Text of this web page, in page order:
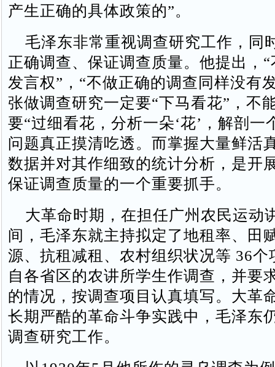
产生正确的具体政策的”。
毛泽东非常重视调查研究工作，同
正确调查、保证调查质量。他提出，
发言权”，“不做正确的调查同样没有
张做调查研究一定要“下马看花”，不
要“过细看花，分析一朵‘花’，解剖一
问题真正摸清吃透。而掌握大量鲜活
数据并对其作细致的统计分析，是开
保证调查质量的一个重要抓手。
大革命时期，在担任广州农民运动
间，毛泽东就主持拟定了地租率、田
源、抗租减租、农村组织状况等 36个
自各省区的农讲所学生作调查，并要
的情况，按调查项目认真填写。大革
长期严酷的革命斗争实践中，毛泽东
调查研究工作。